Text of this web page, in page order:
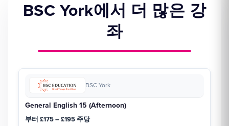
BSC York에서 더 많은 강
좌
BSC York
General English 15 (Afternoon)
부터 £175 – £195 주당